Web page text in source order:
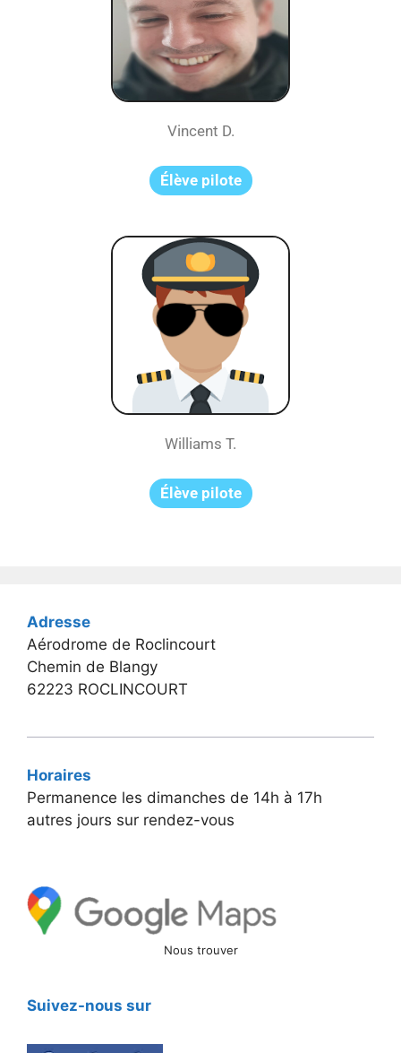
Vincent D.
Élève pilote
Williams T.
Élève pilote
Adresse
Aérodrome de Roclincourt
Chemin de Blangy
62223 ROCLINCOURT
Horaires
Permanence les dimanches de 14h à 17h
autres jours sur rendez-vous
Nous trouver
Suivez-nous sur